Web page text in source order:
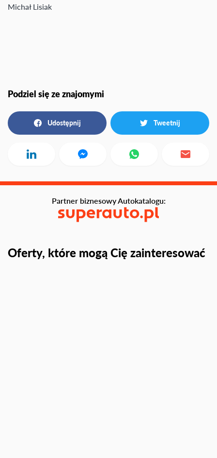
Michał Lisiak
Podziel się ze znajomymi
Udostępnij Tweetnij
Oferty, które mogą Cię zainteresować
Partner biznesowy Autokatalogu: